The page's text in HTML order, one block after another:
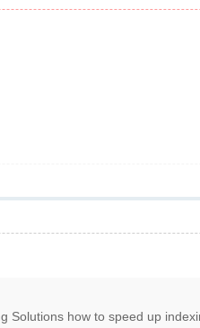
Solutions how to speed up